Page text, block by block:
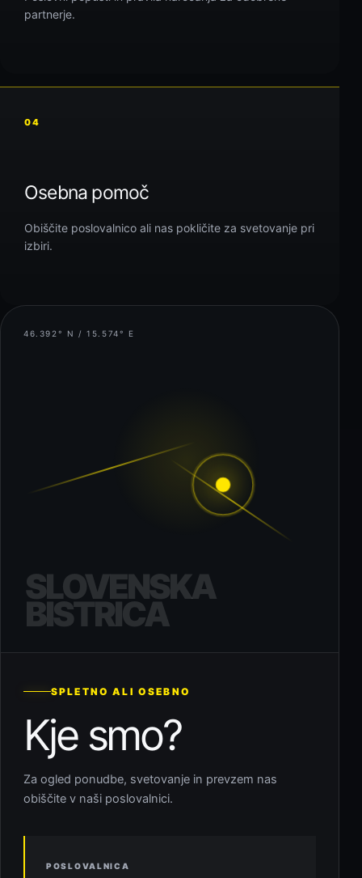
partnerje.
04
Osebna pomoč
Obiščite poslovalnico ali nas pokličite za svetovanje pri
izbiri.
46.392° N / 15.574° E
SLOVENSKA
BISTRICA
SPLETNO ALI OSEBNO
Kje smo?
Za ogled ponudbe, svetovanje in prevzem nas
obiščite v naši poslovalnici.
POSLOVALNICA